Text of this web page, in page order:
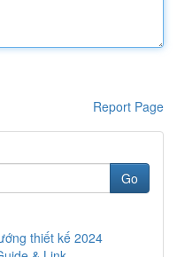
Report Page
Go
thiết kế 2024